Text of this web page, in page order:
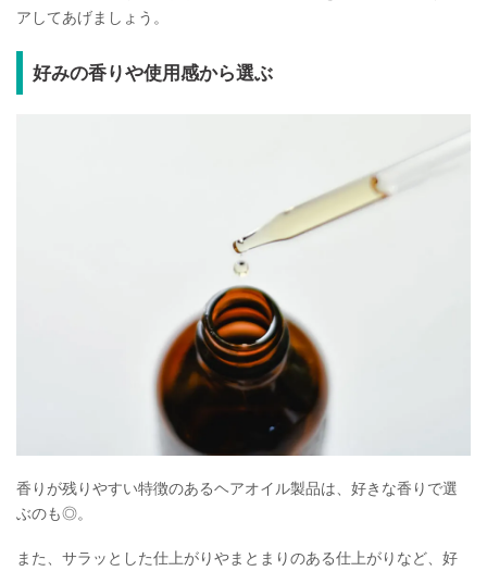
アしてあげましょう。
好みの香りや使用感から選ぶ
香りが残りやすい特徴のあるヘアオイル製品は、好きな香りで選
ぶのも◎。
また、サラッとした仕上がりやまとまりのある仕上がりなど、好